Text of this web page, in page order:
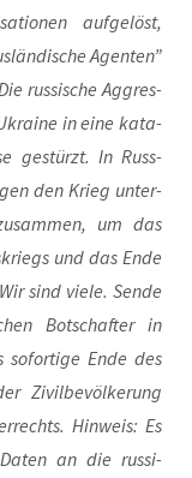
auf­ge­löst,
Agen­ten”
rus­si­sche Aggres­
in eine kata­
gestürzt. In Russ­
den Krieg unter­
um das
und das Ende
sind vie­le. Sen­de
Bot­schaf­ter in
sofor­ti­ge Ende des
Zivil­be­völ­ke­rung
Hin­weis: Es
an die rus­si­